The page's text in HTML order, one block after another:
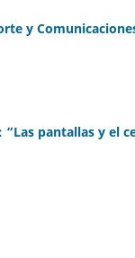
y
pantallas y el